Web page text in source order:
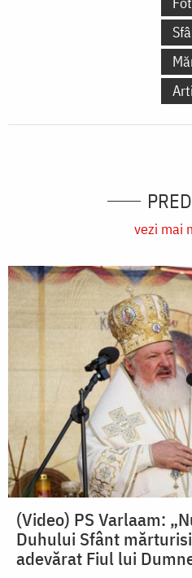
vezi mai
(Video) PS Varlaam:
Duhului Sfânt
adevărat Fiul lui